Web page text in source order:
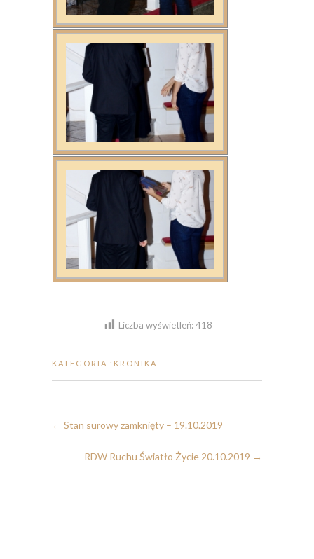
Liczba wyświetleń: 418
KATEGORIA : KRONIKA
← Stan surowy zamknięty – 19.10.2019
RDW Ruchu Światło Życie 20.10.2019 →